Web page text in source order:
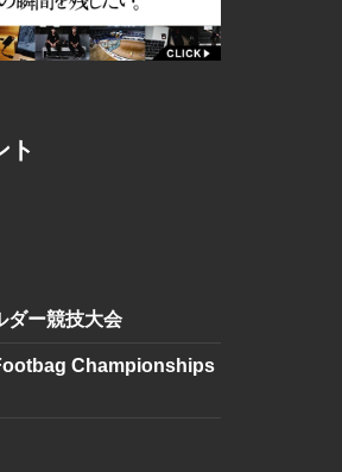
ト
ダー競技大会
Championships